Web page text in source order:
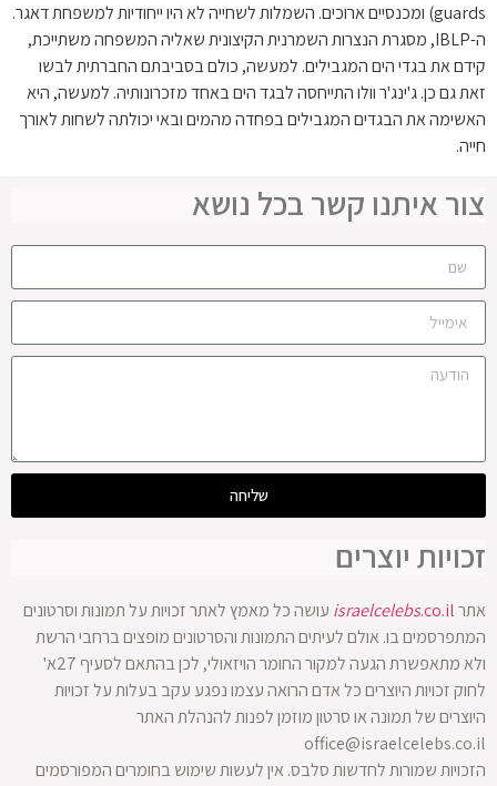
guards) ומכנסיים ארוכים. השמלות לשחייה לא היו ייחודיות למשפחת דאגר.
ה-IBLP, מסגרת הנצרות השמרנית הקיצונית שאליה המשפחה משתייכת,
קידם את בגדי הים המגבילים. למעשה, כולם בסביבתם החברתית לבשו
זאת גם כן. ג'ינג'ר וולו התייחסה לבגד הים באחד מזכרונותיה. למעשה, היא
האשימה את הבגדים המגבילים בפחדה מהמים ובאי יכולתה לשחות לאורך
חייה.
צור איתנו קשר בכל נושא
שליחה
זכויות יוצרים
אתר israelcelebs.co.il
עושה כל מאמץ לאתר זכויות על תמונות וסרטונים
המתפרסמים בו. אולם לעיתים התמונות והסרטונים מופצים ברחבי הרשת
ולא מתאפשרת הגעה למקור החומר הויזאולי, לכן בהתאם לסעיף 27א'
לחוק זכויות היוצרים כל אדם הרואה עצמו נפגע עקב בעלות על זכויות
היוצרים של תמונה או סרטון מוזמן לפנות להנהלת האתר
office@israelcelebs.co.il
הזכויות שמורות לחדשות סלבס. אין לעשות שימוש בחומרים המפורסמים